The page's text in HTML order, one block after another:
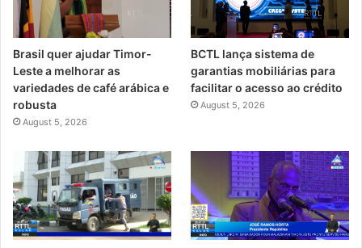
Brasil quer ajudar Timor-
Leste a melhorar as
variedades de café arábica e
robusta
August 5, 2026
BCTL lança sistema de
garantias mobiliárias para
facilitar o acesso ao crédito
August 5, 2026